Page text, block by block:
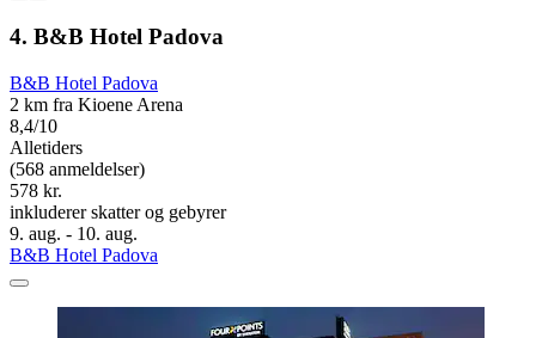
4. B&B Hotel Padova
B&B Hotel Padova
2 km fra Kioene Arena
8,4/10
Alletiders
(568 anmeldelser)
578 kr.
inkluderer skatter og gebyrer
9. aug. - 10. aug.
B&B Hotel Padova